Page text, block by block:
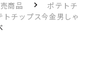
商品
ポテトチ
トチップス今金男しゃ